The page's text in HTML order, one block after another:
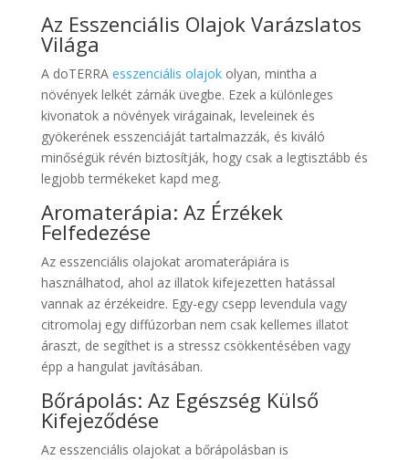
Az Esszenciális Olajok Varázslatos
Világa
A doTERRA esszenciális olajokolyan, mintha a
növények lelkét zárnák üvegbe. Ezek a különleges
kivonatok a növények virágainak, leveleinek és
gyökerének esszenciáját tartalmazzák, és kiváló
minőségük révén biztosítják, hogy csak a legtisztább és
legjobb termékeket kapd meg.
Aromaterápia: Az Érzékek
Felfedezése
Az esszenciális olajokat aromaterápiára is
használhatod, ahol az illatok kifejezetten hatással
vannak az érzékeidre. Egy-egy csepp levendula vagy
citromolaj egy diffúzorban nem csak kellemes illatot
áraszt, de segíthet is a stressz csökkentésében vagy
épp a hangulat javításában.
Bőrápolás: Az Egészség Külső
Kifejeződése
Az esszenciális olajokat a bőrápolásban is